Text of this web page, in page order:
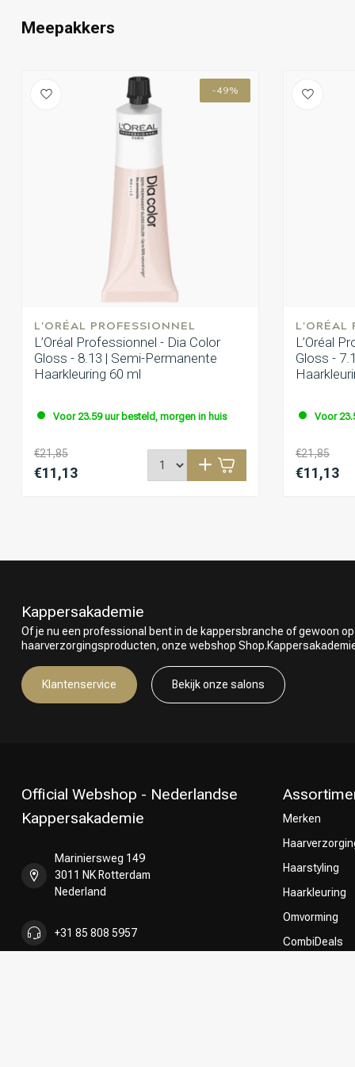
Meepakkers
-49%
L'ORÉAL PROFESSIONNEL
L’Oréal Professionnel - Dia Color
Gloss - 8.13 | Semi-Permanente
Haarkleuring 60 ml
Voor 23.59 uur besteld, morgen in huis
€21,85
€11,13
L'ORÉAL
L’Oréal
Gloss -
Voor
€21,85
€11,13
Kappersakademie
Of je nu een professional bent in de kappersbranche of gewoon
haarverzorgingsproducten, onze webshop
Klantenservice Bekijk onze salons
Official Webshop - Nederlandse
Kappersakademie
Mariniersweg 149
3011 NK Rotterdam
Nederland
+31 85 808 5957
Merken
Haarstyling
Haarkleuring
Omvorming
CombiDeals